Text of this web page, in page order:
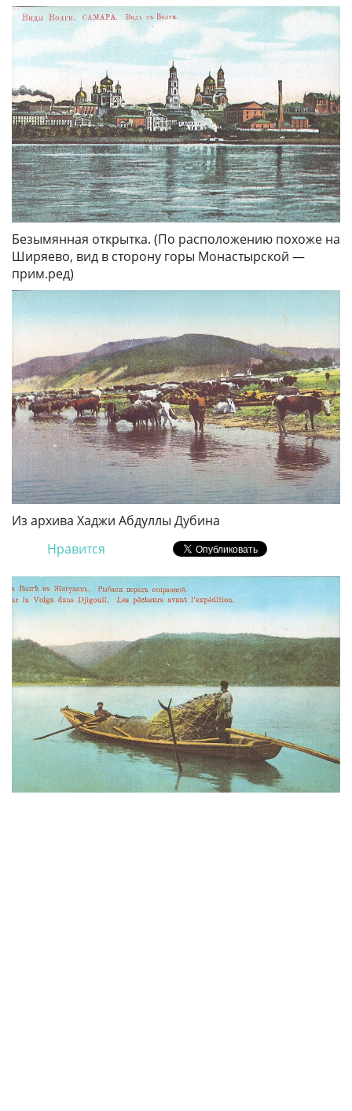
Безымянная открытка. (По расположению похоже на
Ширяево, вид в сторону горы Монастырской —
прим.ред)
Из архива Хаджи Абдуллы Дубина
Нравится